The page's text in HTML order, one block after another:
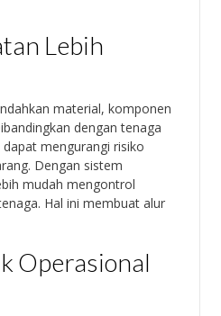
Lebih
material, komponen
dengan tenaga
mengurangi risiko
Dengan sistem
mudah mengontrol
Hal ini membuat alur
Operasional